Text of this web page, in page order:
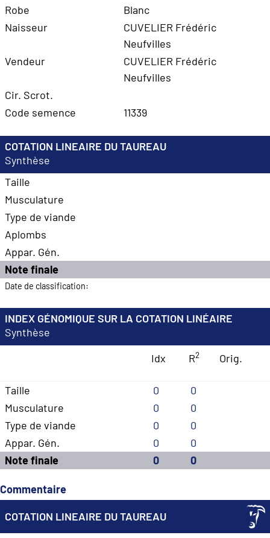
Robe
Blanc
Naisseur
CUVELIER Frédéric
Neufvilles
Vendeur
CUVELIER Frédéric
Neufvilles
Cir. Scrot.
Code semence
11339
COTATION LINEAIRE DU TAUREAU
Synthèse
Taille
Musculature
Type de viande
Aplombs
Appar. Gén.
Note finale
Date de classification:
INDEX GÉNOMIQUE SUR LA COTATION LINÉAIRE
Synthèse
Idx
R2 Orig.
Taille 0
0
Musculature
0
0
Type de viande
0
0
Appar. Gén.
0
0
Note finale
0 0
Commentaire
COTATION LINEAIRE DU TAUREAU